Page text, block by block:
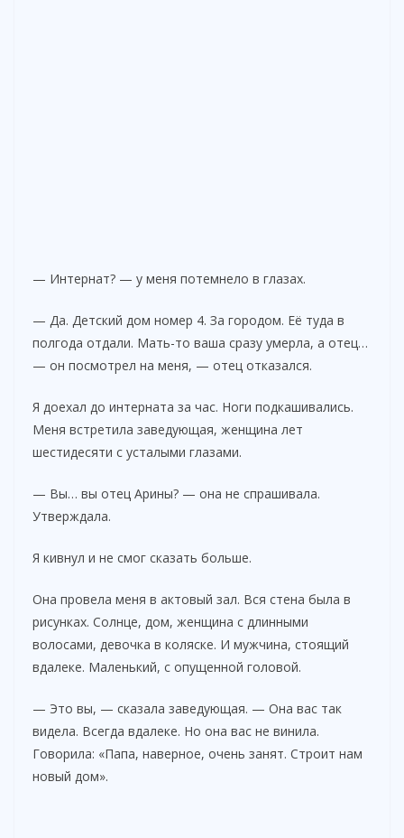
— Интернат? — у меня потемнело в глазах.
— Да. Детский дом номер 4. За городом. Её туда в
полгода отдали. Мать-то ваша сразу умерла, а отец…
— он посмотрел на меня, — отец отказался.
Я доехал до интерната за час. Ноги подкашивались.
Меня встретила заведующая, женщина лет
шестидесяти с усталыми глазами.
— Вы… вы отец Арины? — она не спрашивала.
Утверждала.
Я кивнул и не смог сказать больше.
Она провела меня в актовый зал. Вся стена была в
рисунках. Солнце, дом, женщина с длинными
волосами, девочка в коляске. И мужчина, стоящий
вдалеке. Маленький, с опущенной головой.
— Это вы, — сказала заведующая. — Она вас так
видела. Всегда вдалеке. Но она вас не винила.
Говорила: «Папа, наверное, очень занят. Строит нам
новый дом».